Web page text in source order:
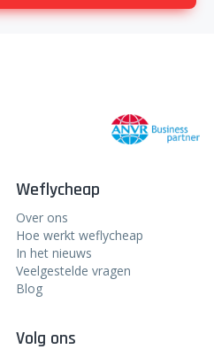
Weflycheap
Over ons
Hoe werkt weflycheap
In het nieuws
Veelgestelde vragen
Blog
Volg ons